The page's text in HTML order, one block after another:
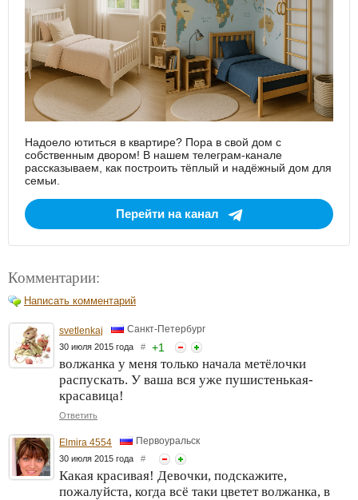
Надоело ютиться в квартире? Пора в свой дом с
собственным двором! В нашем телеграм-канале
рассказываем, как построить тёплый и надёжный дом для
семьи.
Перейти на канал
Комментарии:
Написать комментарий
svetlenkaj Санкт-Петербург
30 июля 2015 года # +1
волжанка у меня только начала метёлочки
распускать. У ваша вся уже пушистенькая-
красавица!
Ответить
Elmira 4554 Первоуральск
30 июля 2015 года #
Какая красивая! Девочки, подскажите,
пожалуйста, когда всё таки цветет волжанка, в